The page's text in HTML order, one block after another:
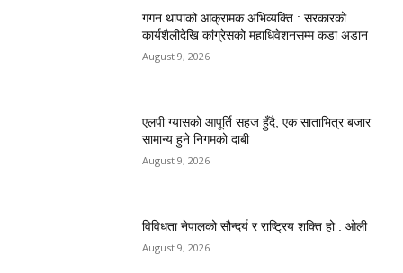
गगन थापाको आक्रामक अभिव्यक्ति : सरकारको
कार्यशैलीदेखि कांग्रेसको महाधिवेशनसम्म कडा अडान
August 9, 2026
एलपी ग्यासको आपूर्ति सहज हुँदै, एक साताभित्र बजार
सामान्य हुने निगमको दाबी
August 9, 2026
विविधता नेपालको सौन्दर्य र राष्ट्रिय शक्ति हो : ओली
August 9, 2026